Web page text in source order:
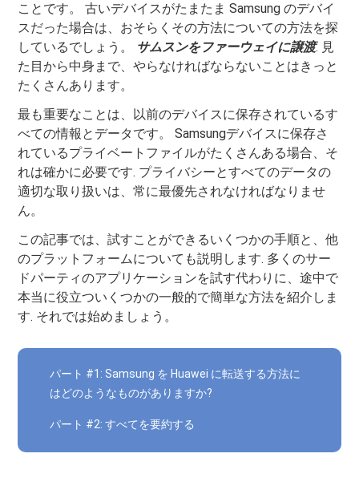
ことです。 古いデバイスがたまたま Samsung のデバイ
スだった場合は、おそらくその方法についての方法を探
しているでしょう。
サムスンをファーウェイに譲渡. 見
た目から中身まで、やらなければならないことはきっと
たくさんあります。
最も重要なことは、以前のデバイスに保存されているす
べての情報とデータです。 Samsungデバイスに保存さ
れているプラ​​イベートファイルがたくさんある場合、そ
れは確かに必要です. プライバシーとすべてのデータの
適切な取り扱いは、常に最優先されなければなりませ
ん。
この記事では、試すことができるいくつかの手順と、他
のプラットフォームについても説明します. 多くのサー
ドパーティのアプリケーションを試す代わりに、途中で
本当に役立ついくつかの一般的で簡単な方法を紹介しま
す. それでは始めましょう。
パート #1: Samsung を Huawei に転送する方法に
はどのようなものがありますか?
パート #2: すべてを要約する